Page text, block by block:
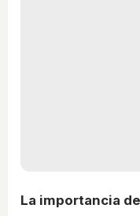
La importancia